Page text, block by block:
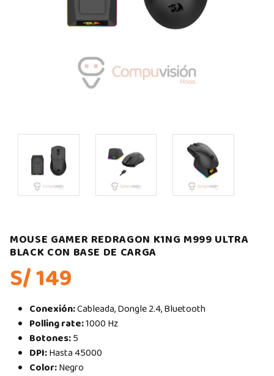
MOUSE GAMER REDRAGON K1NG M999 ULTRA
BLACK CON BASE DE CARGA
S/ 149
Conexión:Cableada, Dongle 2.4, Bluetooth
Polling rate:1000 Hz
Botones:5
DPI:Hasta 45000
Color:Negro